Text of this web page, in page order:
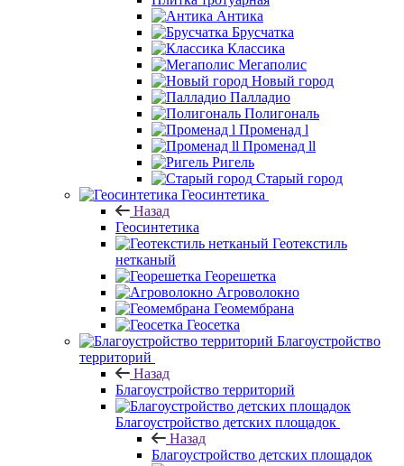
Антика
Брусчатка
Классика
Мегаполис
Новый город
Палладио
Полигональ
Променад l
Променад ll
Ригель
Старый город
Геосинтетика
Назад
Геосинтетика
Геотекстиль
нетканый
Георешетка
Агроволокно
Геомембрана
Геосетка
Благоустройство
территорий
Назад
Благоустройство территорий
Благоустройство детских площадок
Назад
Благоустройство детских площадок